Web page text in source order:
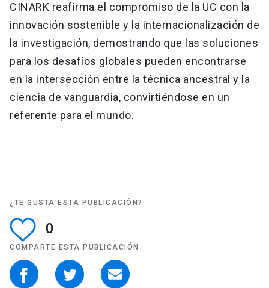
CINARK reafirma el compromiso de la UC con la
innovación sostenible y la internacionalización de
la investigación, demostrando que las soluciones
para los desafíos globales pueden encontrarse
en la intersección entre la técnica ancestral y la
ciencia de vanguardia, convirtiéndose en un
referente para el mundo.
¿TE GUSTA ESTA PUBLICACIÓN?
0
COMPARTE ESTA PUBLICACIÓN